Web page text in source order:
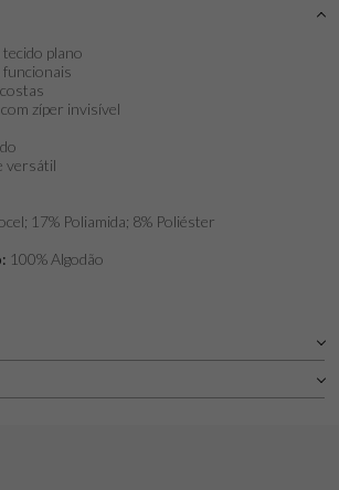
plano
funcionais
zíper invisível
versátil
17% Poliamida; 8% Poliéster
100% Algodão